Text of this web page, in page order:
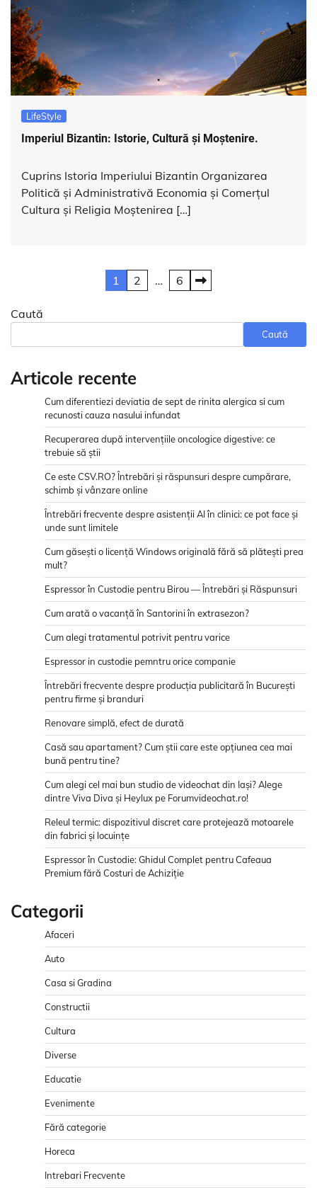
LifeStyle
Imperiul Bizantin: Istorie, Cultură și Moștenire.
Cuprins Istoria Imperiului Bizantin Organizarea
Politică și Administrativă Economia și Comerțul
Cultura și Religia Moștenirea […]
articole
1 2 … 6
Caută
Caută
Articole recente
Cum diferentiezi deviatia de sept de rinita alergica si cum
recunosti cauza nasului infundat
Recuperarea după intervențiile oncologice digestive: ce
trebuie să știi
Ce este CSV.RO? Întrebări și răspunsuri despre cumpărare,
schimb și vânzare online
Întrebări frecvente despre asistenții AI în clinici: ce pot face și
unde sunt limitele
Cum găsești o licență Windows originală fără să plătești prea
mult?
Espressor în Custodie pentru Birou — Întrebări și Răspunsuri
Cum arată o vacanță în Santorini în extrasezon?
Cum alegi tratamentul potrivit pentru varice
Espressor in custodie pemntru orice companie
Întrebări frecvente despre producția publicitară în București
pentru firme și branduri
Renovare simplă, efect de durată
Casă sau apartament? Cum știi care este opțiunea cea mai
bună pentru tine?
Cum alegi cel mai bun studio de videochat din Iași? Alege
dintre Viva Diva și Heylux pe Forumvideochat.ro!
Releul termic: dispozitivul discret care protejează motoarele
din fabrici și locuințe
Espressor în Custodie: Ghidul Complet pentru Cafeaua
Premium fără Costuri de Achiziție
Categorii
Afaceri
Auto
Casa si Gradina
Constructii
Cultura
Diverse
Educatie
Evenimente
Fără categorie
Horeca
Intrebari Frecvente